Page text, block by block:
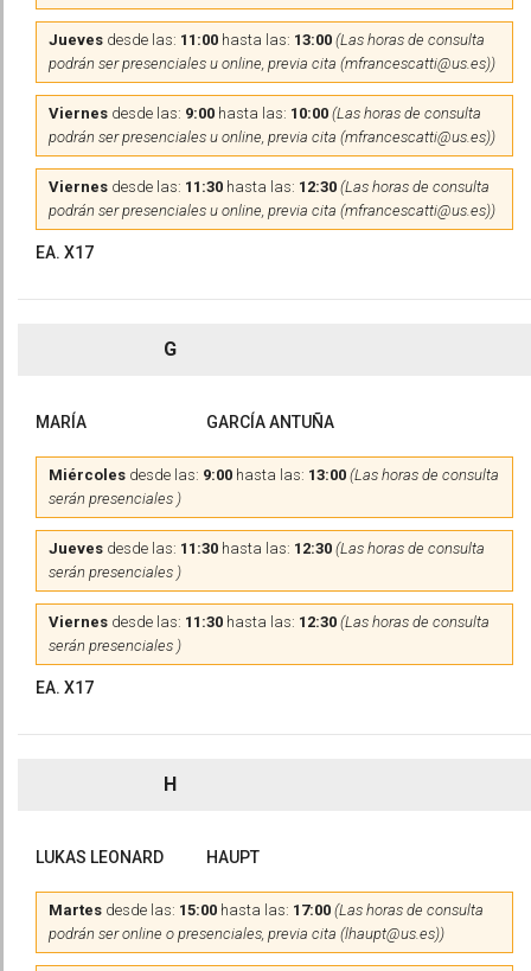
Jueves desde las: 11:00 hasta las: 13:00 (Las horas de consulta
podrán ser presenciales u online, previa cita (mfrancescatti@us.es))
Viernes desde las: 9:00 hasta las: 10:00 (Las horas de consulta
podrán ser presenciales u online, previa cita (mfrancescatti@us.es))
Viernes desde las: 11:30 hasta las: 12:30 (Las horas de consulta
podrán ser presenciales u online, previa cita (mfrancescatti@us.es))
EA. X17
G
MARÍA GARCÍA ANTUÑA
Miércoles desde las: 9:00 hasta las: 13:00 (Las horas de consulta
serán presenciales )
Jueves desde las: 11:30 hasta las: 12:30 (Las horas de consulta
serán presenciales )
Viernes desde las: 11:30 hasta las: 12:30 (Las horas de consulta
serán presenciales )
EA. X17
H
LUKAS LEONARD HAUPT
Martes desde las: 15:00 hasta las: 17:00 (Las horas de consulta
podrán ser online o presenciales, previa cita (lhaupt@us.es))